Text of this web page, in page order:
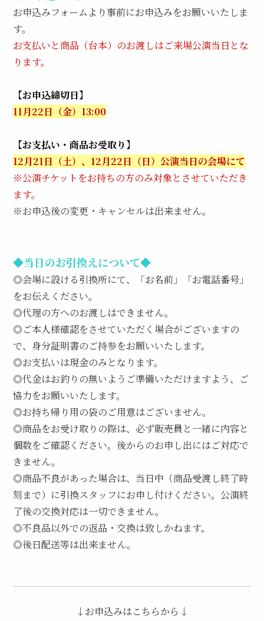
お申込みフォームより事前にお申込みをお願いいたしま
す。
お支払いと商品（台本）のお渡しはご来場公演当日とな
ります。
【お申込締切日】
11月22日（金）13:00
【お支払い・商品お受取り】
12月21日（土）、12月22日（日）公演当日の会場にて
※公演チケットをお持ちの方のみ対象とさせていただき
ます。
※お申込後の変更・キャンセルは出来ません。
◆当日のお引換えについて◆
◎会場に設ける引換所にて、「お名前」「お電話番号」
をお伝えください。
◎代理の方へのお渡しはできません。
◎ご本人様確認をさせていただく場合がございますの
で、身分証明書のご持参をお願いいたします。
◎お支払いは現金のみとなります。
◎代金はお釣りの無いようご準備いただけますよう、ご
協力をお願いいたします。
◎お持ち帰り用の袋のご用意はございません。
◎商品をお受け取りの際は、必ず販売員と一緒に内容と
個数をご確認ください。後からのお申し出にはご対応で
きません。
◎商品不良があった場合は、当日中（商品受渡し終了時
刻まで）に引換スタッフにお申し付けください。公演終
了後の交換対応は一切できません。
◎不良品以外での返品・交換は致しかねます。
◎後日配送等は出来ません。
↓お申込みはこちらから↓